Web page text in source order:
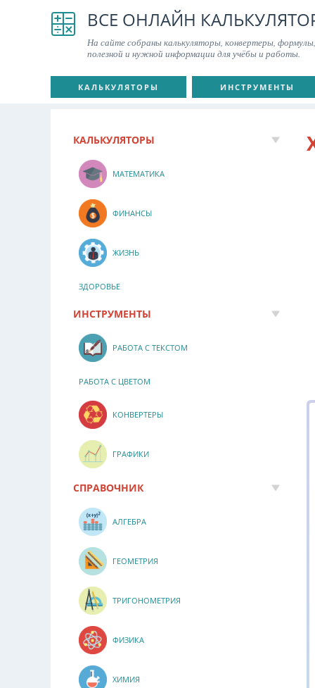
ВСЕ ОНЛАЙН
На сайте собраны калькуляторы, конвертеры,
полезной и нужной информации для учёбы и работы.
КАЛЬКУЛЯТОРЫ ИНСТРУМЕНТЫ
КАЛЬКУЛЯТОРЫ
МАТЕМАТИКА
ФИНАНСЫ
ЖИЗНЬ
ЗДОРОВЬЕ
ИНСТРУМЕНТЫ
РАБОТА С ТЕКСТОМ
РАБОТА С ЦВЕТОМ
КОНВЕРТЕРЫ
ГРАФИКИ
СПРАВОЧНИК
АЛГЕБРА
ГЕОМЕТРИЯ
ТРИГОНОМЕТРИЯ
ФИЗИКА
ХИМИЯ